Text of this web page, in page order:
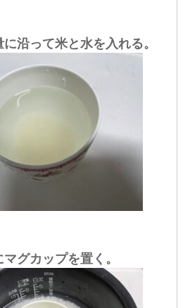
沿って米と水を入れる。
グカップを置く。